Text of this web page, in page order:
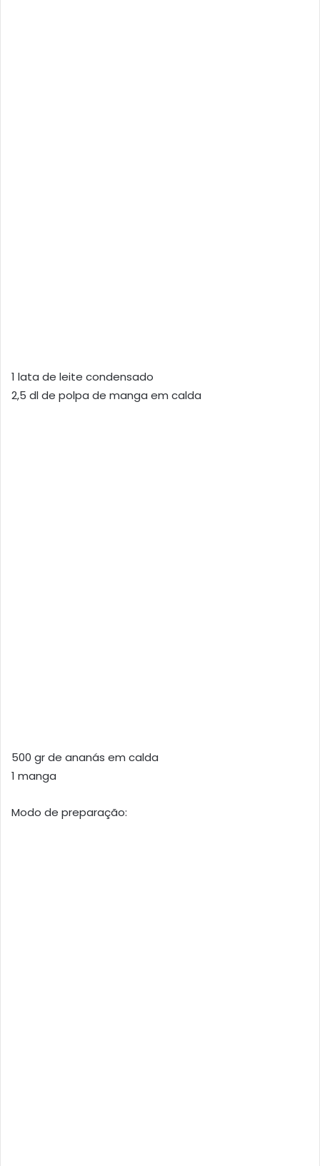
1 lata de leite condensado
2,5 dl de polpa de manga em calda
500 gr de ananás em calda
1 manga
Modo de preparação: